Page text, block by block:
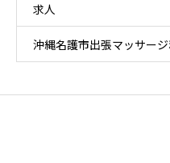
求人
沖縄名護市出張マッサー